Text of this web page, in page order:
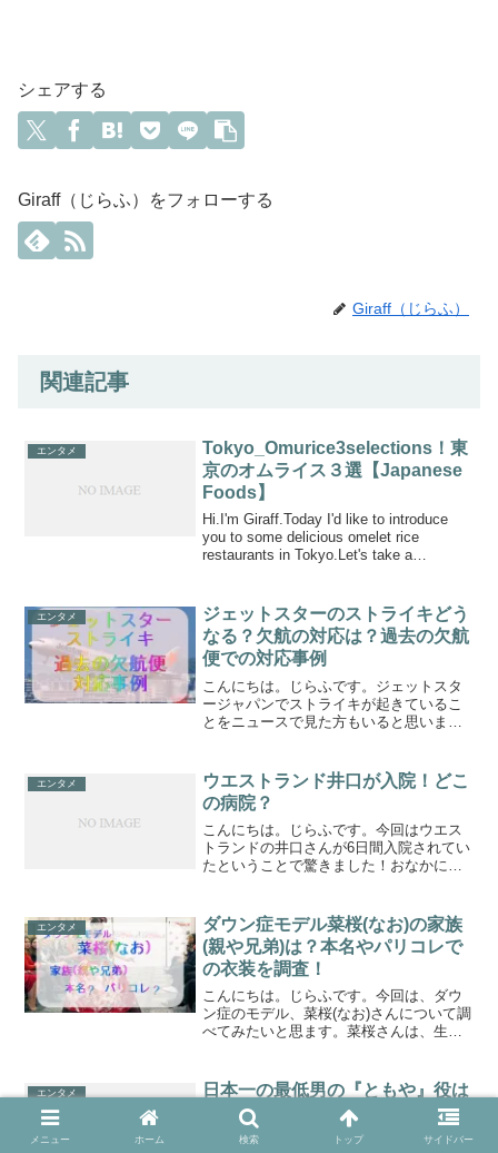
シェアする
Giraff（じらふ）をフォローする
Giraff（じらふ）
関連記事
エンタメ
Tokyo_Omurice3selections！東
京のオムライス３選【Japanese
Foods】
Hi.I'm Giraff.Today I'd like to introduce
you to some delicious omelet rice
restaurants in Tokyo.Let's take a
エンタメ
ジェットスターのストライキどう
なる？欠航の対応は？過去の欠航
便での対応事例
こんにちは。じらふです。ジェットスタ
ージャパンでストライキが起きているこ
とをニュースで見た方もいると思いま
イキのニュースは衝撃的で、移動先での
予定をどうしたらよいかも含...
エンタメ
ウエストランド井口が入院！どこ
の病院？
こんにちは。じらふです。今回はウエス
トランドの井口さんが6日間入院されてい
たということで驚きました！おなかに腫
なかったということで一安心しました。
そんな井口さんが入院し...
エンタメ
ダウン症モデル菜桜(なお)の家族
(親や兄弟)は？本名やパリコレで
の衣装を調査！
こんにちは。じらふです。今回は、ダウ
ン症のモデル、菜桜(なお)さんについて調
べてみたいと思ます。菜桜さんは、生ま
症の菜桜さんがパリコレの舞台に立った
そうなんです！パリコ...
エンタメ
日本一の最低男の『ともや』役は
だれ？中井大のwikiプロフィール
を調査！
メニュー ホーム 検索 トップ サイドバー